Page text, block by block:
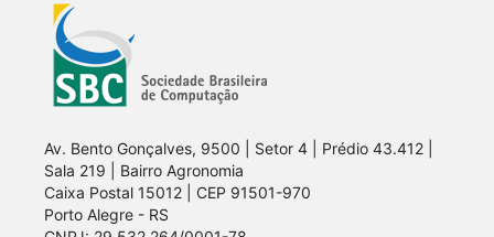
Av. Bento Gonçalves, 9500 | Setor 4 | Prédio 43.412 |
Sala 219 | Bairro Agronomia
Caixa Postal 15012 | CEP 91501-970
Porto Alegre - RS